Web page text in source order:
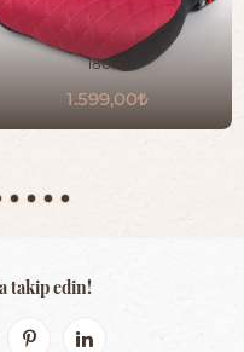
18660
1.599,00
takip edin!